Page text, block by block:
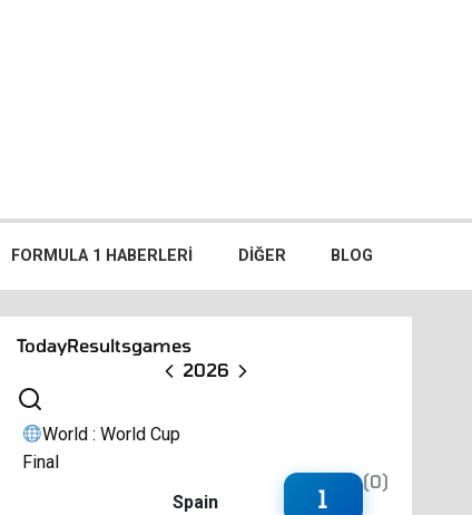
FORMULA 1 HABERLERI DIĞER BLOG
TodayResultsgames
2026
World : World Cup
Final
Spain
1
(0)